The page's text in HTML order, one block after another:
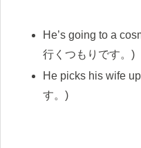
He’s going to a
行くつもりです。)
He picks his wife
す。)